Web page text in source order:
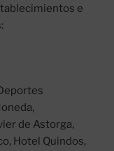
e
de Astorga,
Hotel Quindos,